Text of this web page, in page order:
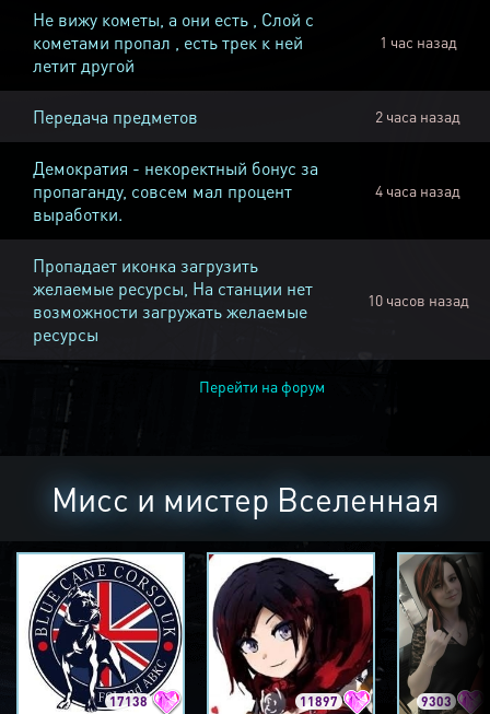
Не вижу кометы, а они есть , Слой с
кометами пропал , есть трек к ней
летит другой
1 час назад
Передача предметов 2 часа назад
Демократия - некоректный бонус за
пропаганду, совсем мал процент
выработки.
4 часа назад
Пропадает иконка загрузить
желаемые ресурсы, На станции нет
возможности загружать желаемые
ресурсы
10 часов назад
Перейти на форум
Мисс и мистер Вселенная
17138 11897 9303